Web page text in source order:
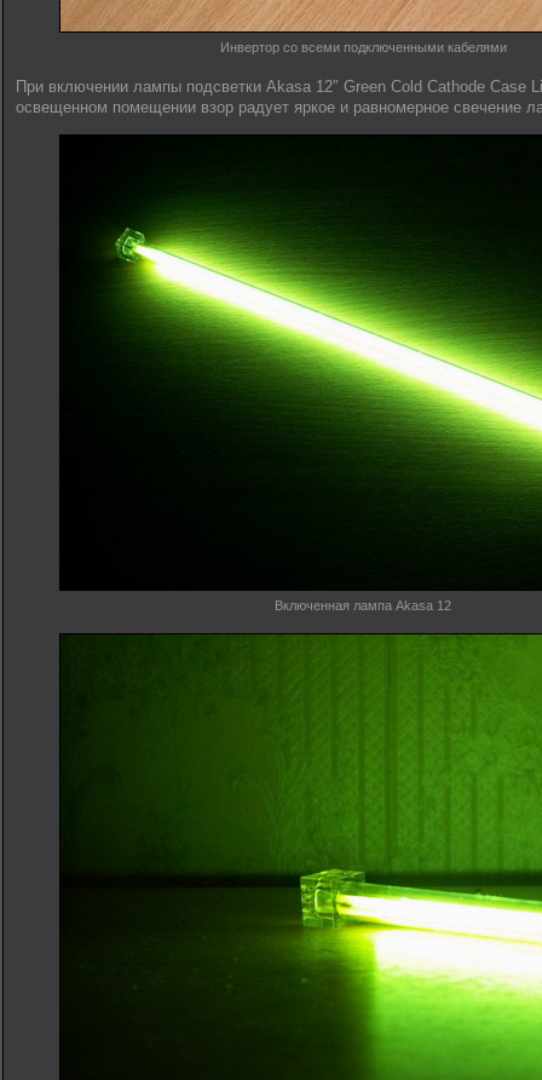
Инвертор со всеми подключенными кабелями
При включении лампы подсветки Akasa 12″ Green Cold Cathode Case
освещенном помещении взор радует яркое и равномерное свечение
Включенная лампа Akasa 12